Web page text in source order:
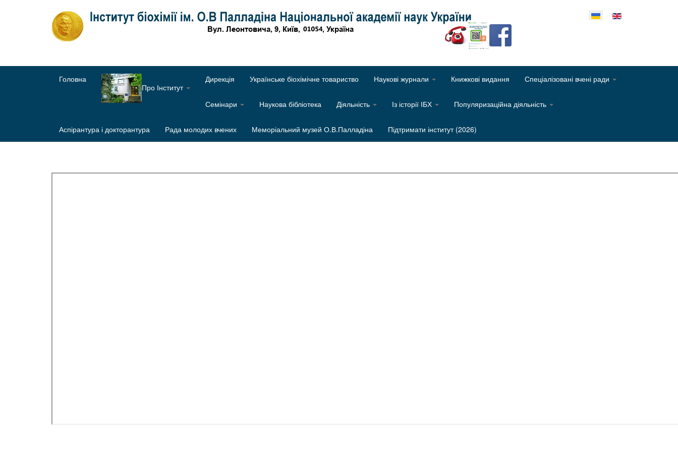
Оберіть свою мову
Головна
Про Інститут
Дирекція Українське біохімічне товариство Наукові журнали Книжкові видання Спеціалізовані вчені ради
Семінари Наукова бібліотека Діяльність Із історії ІБХ Популяризаційна діяльність
Аспірантура і докторантура Рада молодих вчених Меморіальний музей О.В.Палладіна Підтримати інститут (2026)